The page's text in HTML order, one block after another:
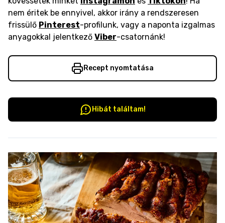
nem éritek be ennyivel, akkor irány a rendszeresen
frissülő Pinterest-profilunk, vagy a naponta izgalmas
anyagokkal jelentkező Viber-csatornánk!
Recept nyomtatása
Hibát találtam!